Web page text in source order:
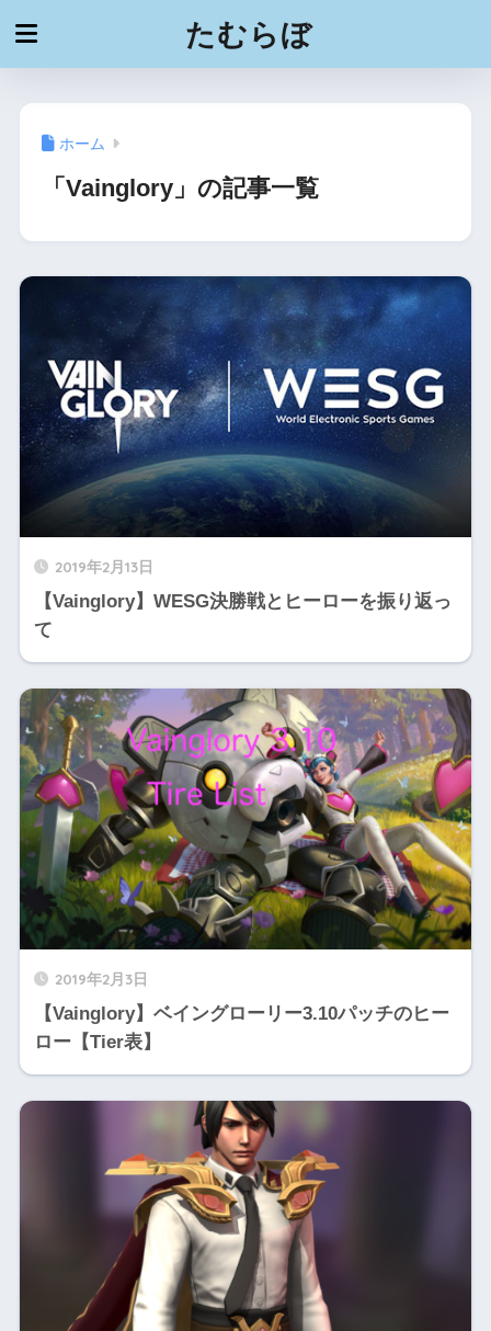
たむらぼ
ホーム
「Vainglory」の記事一覧
2019年2月13日
【Vainglory】WESG決勝戦とヒーローを振り返っ
て
2019年2月3日
【Vainglory】ベイングローリー3.10パッチのヒー
ロー【Tier表】